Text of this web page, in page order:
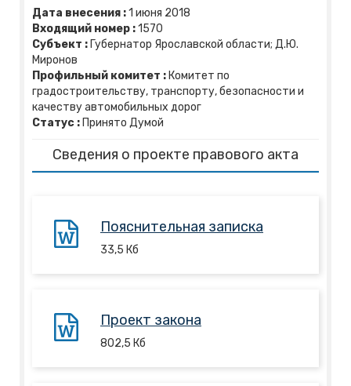
Дата внесения :1 июня 2018
Входящий номер :1570
Субъект : Губернатор Ярославской области; Д.Ю.
Миронов
Профильный комитет : Комитет по
градостроительству, транспорту, безопасности и
качеству автомобильных дорог
Статус : Принято Думой
Сведения о проекте правового акта
Пояснительная записка
33,5 Кб
Проект закона
802,5 Кб